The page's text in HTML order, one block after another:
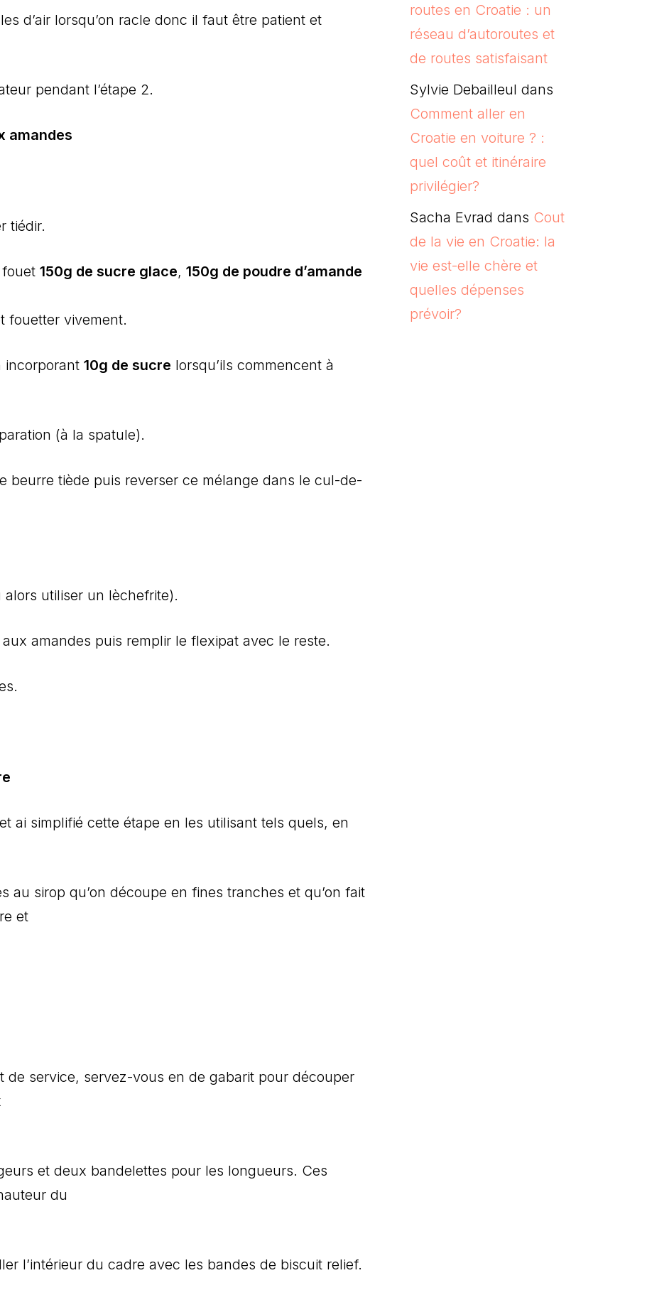
d’air lorsqu’on racle donc il faut être patient et
pendant l’étape 2.
amandes
tiédir.
150g de sucre glace, 150g de poudre d’amande
fouetter vivement.
incorporant 10g de sucre lorsqu’ils commencent à
(à la spatule).
beurre tiède puis reverser ce mélange dans le cul-de-
utiliser un lèchefrite).
amandes puis remplir le flexipat avec le reste.
et ai simplifié cette étape en les utilisant tels quels, en
au sirop qu’on découpe en fines tranches et qu’on fait
et
de service, servez-vous en de gabarit pour découper
et deux bandelettes pour les longueurs. Ces
du
l’intérieur du cadre avec les bandes de biscuit relief.
routes en Croatie : un
réseau d’autoroutes et
de routes satisfaisant
Sylvie Debailleul dans
Comment aller en
Croatie en voiture ? :
quel coût et itinéraire
privilégier?
Sacha Evrad dans Cout
de la vie en Croatie: la
vie est-elle chère et
quelles dépenses
prévoir?